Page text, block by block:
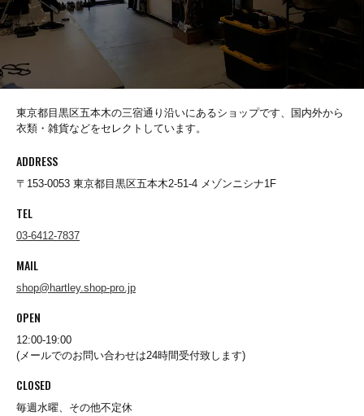
Dickies
DICKSON
ENALLOID
FARFIELD ORIGINAL
東京都目黒区五本木の三宿通り沿いにあるショップです、国内外から
衣類・雑貨などをセレクトしています。
ADDRESS
〒153-0053 東京都目黒区五本木2-51-4 メゾンニシナ1F
TEL
03-6412-7837
MAIL
shop@hartley.shop-pro.jp
OPEN
12:00-19:00
(メールでのお問い合わせは24時間受付致します)
CLOSED
毎週水曜、その他不定休